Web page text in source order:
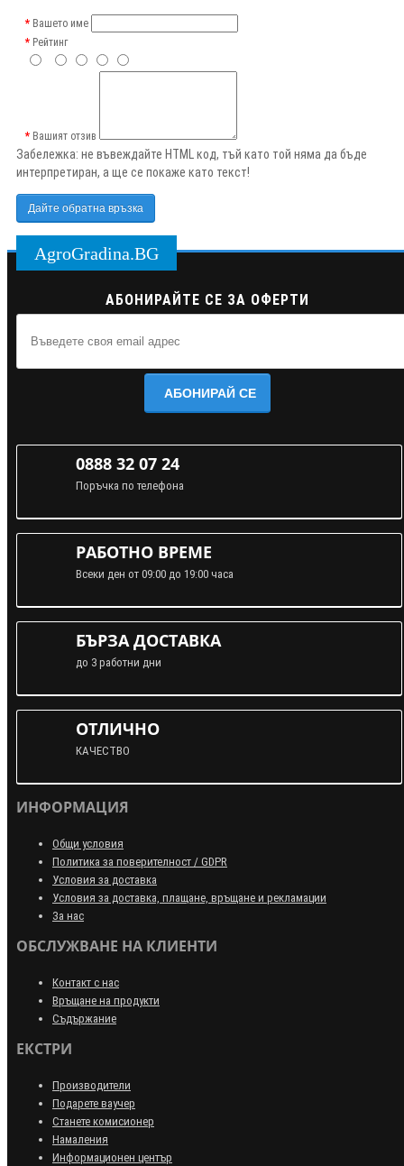
Вашето име
Рейтинг
Вашият отзив
Забележка: не въвеждайте HTML код, тъй като той няма да бъде
интерпретиран, а ще се покаже като текст!
Дайте обратна връзка
AgroGradina.BG
АБОНИРАЙТЕ СЕ ЗА ОФЕРТИ
АБОНИРАЙ СЕ
0888 32 07 24
Поръчка по телефона
РАБОТНО ВРЕМЕ
Всеки ден от 09:00 до 19:00 часа
БЪРЗА ДОСТАВКА
до 3 работни дни
ОТЛИЧНО
КАЧЕСТВО
ИНФОРМАЦИЯ
Общи условия
Политика за поверителност / GDPR
Условия за доставка
Условия за доставка, плащане, връщане и рекламации
За нас
ОБСЛУЖВАНЕ НА КЛИЕНТИ
Контакт с нас
Връщане на продукти
Съдържание
ЕКСТРИ
Производители
Подарете ваучер
Станете комисионер
Намаления
Информационен център